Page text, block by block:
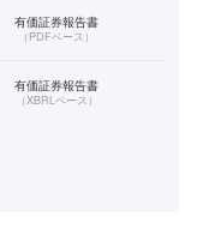
有価証券報告書
（PDFベース）
有価証券報告書
（XBRLベース）